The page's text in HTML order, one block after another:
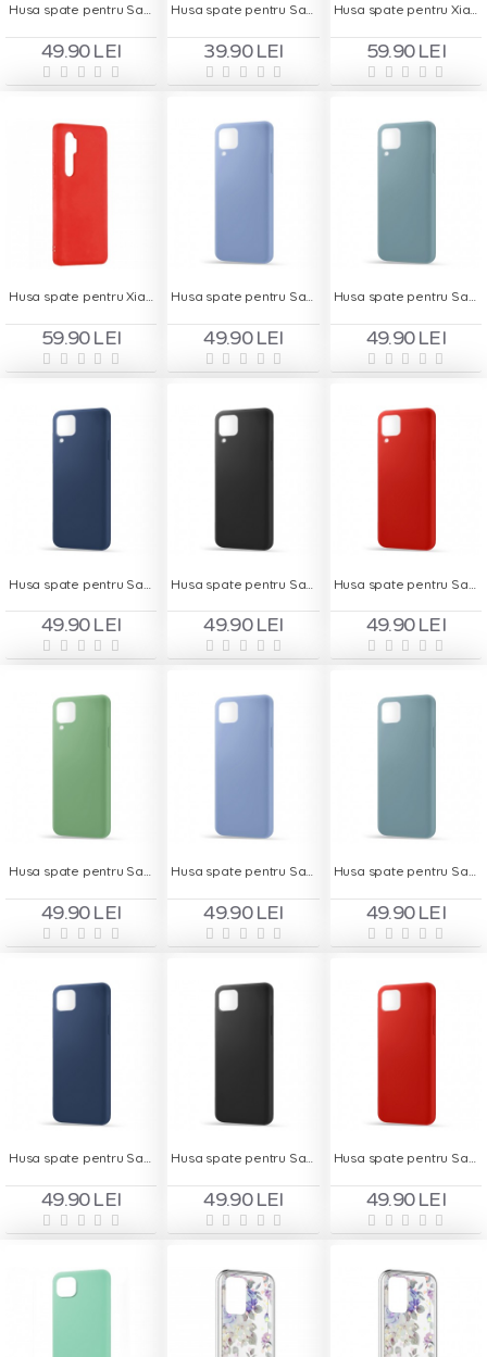
Husa spate pentru Samsung Galaxy A72 - Silver Case
49.90 LEI
Husa spate pentru Samsung Galaxy S21+ - Protect+
39.90 LEI
Husa spate pentru Xiaomi Mi 10 Lite - Silicon Line Negru
59.90 LEI
Husa spate pentru Xiaomi Mi 10 Lite - Silicon Line Rosu
59.90 LEI
Husa spate pentru Samsung A22 4G - Silicon Line Albastru
49.90 LEI
Husa spate pentru Samsung A22 4G - Silicon Line Gri
49.90 LEI
49.90 LEI 49.90 LEI 49.90 LEI
Husa spate pentru Samsung A22 4G - Silicon Line Verde
49.90 LEI
Husa spate pentru Samsung A22 5G - Silicon Line Albastru
49.90 LEI
Husa spate pentru Samsung A22 5G - Silicon Line Gri
49.90 LEI
Husa spate pentru Samsung A22 5G - Silicon Line Navy
49.90 LEI
Husa spate pentru Samsung A22 5G - Silicon Line Negru
49.90 LEI
Husa spate pentru Samsung A22 5G - Silicon Line Rosu
49.90 LEI